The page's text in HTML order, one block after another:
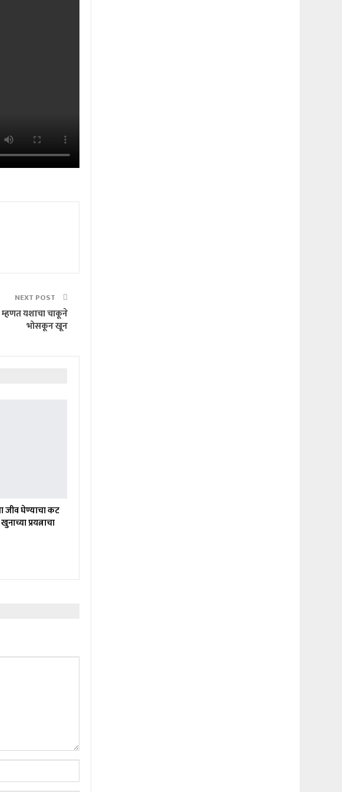
NEXT POST
म्हणत यशाचा चाकूने
भोसकून खून
जीव घेण्याचा कट
प्रयत्नाचा